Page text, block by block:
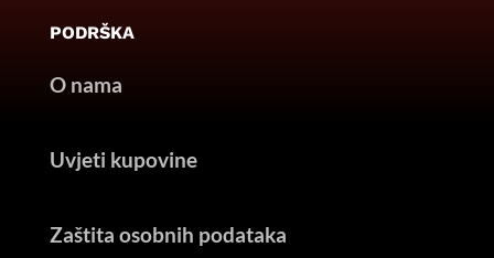
PODRŠKA
O nama
Uvjeti kupovine
Zaštita osobnih podataka